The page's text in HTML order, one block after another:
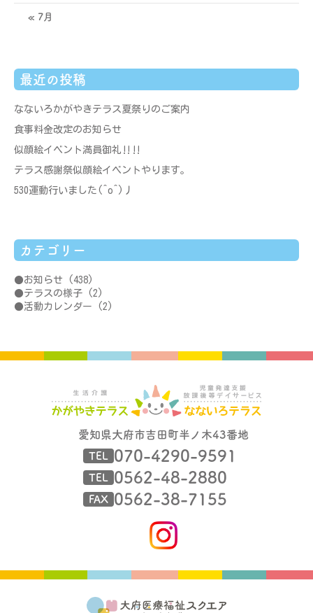
« 7月
最近の投稿
なないろかがやきテラス夏祭りのご案内
食事料金改定のお知らせ
似顔絵イベント満員御礼‼‼
テラス感謝祭似顔絵イベントやります。
530運動行いました(^o^)丿
カテゴリー
お知らせ (438)
テラスの様子 (2)
活動カレンダー (2)
愛知県大府市吉田町半ノ木43番地
TEL 070-4290-9591
TEL 0562-48-2880
FAX 0562-38-7155